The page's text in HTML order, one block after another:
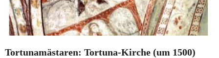
Tortunamästaren: Tortuna-Kirche (um 1500)